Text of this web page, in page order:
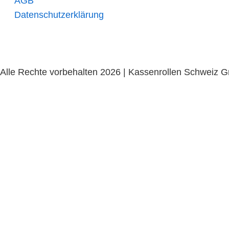
Datenschutzerklärung
Alle Rechte vorbehalten 2026 | Kassenrollen Schweiz